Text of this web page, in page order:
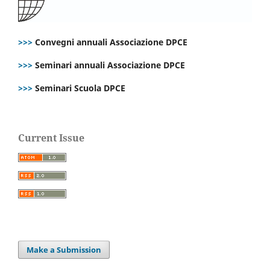
>>> Convegni annuali Associazione DPCE
>>> Seminari annuali Associazione DPCE
>>> Seminari Scuola DPCE
Current Issue
Make a Submission